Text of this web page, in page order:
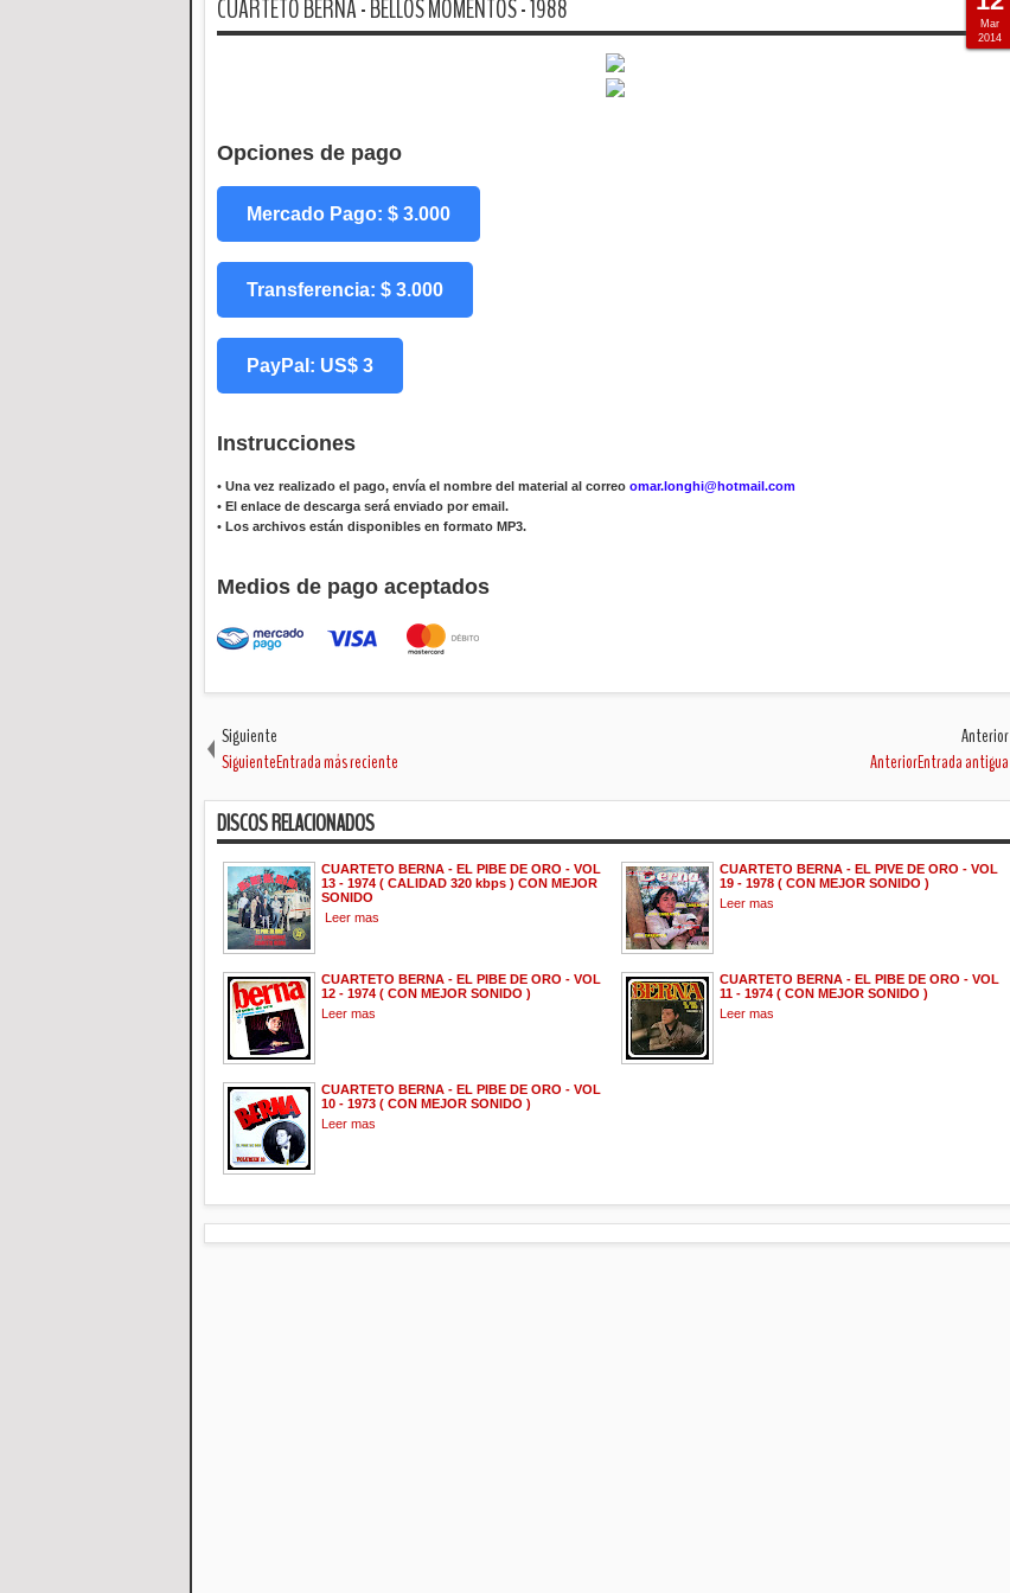
CUARTETO BERNA - BELLOS MOMENTOS - 1988
Opciones de pago
Mercado Pago: $ 3.000
Transferencia: $ 3.000
PayPal: US$ 3
Instrucciones
• Una vez realizado el pago, envía el nombre del material al correo omar.longhi@hotmail.com
• El enlace de descarga será enviado por email.
• Los archivos están disponibles en formato MP3.
Medios de pago aceptados
Mar
2014
Siguiente
SiguienteEntrada más reciente
Anterior
AnteriorEntrada antigua
DISCOS RELACIONADOS
CUARTETO BERNA - EL PIBE DE ORO - VOL
13 - 1974 ( CALIDAD 320 kbps ) CON MEJOR
SONIDO
Leer mas
CUARTETO BERNA - EL PIVE DE ORO - VOL
19 - 1978 ( CON MEJOR SONIDO )
Leer mas
CUARTETO BERNA - EL PIBE DE ORO - VOL
12 - 1974 ( CON MEJOR SONIDO )
Leer mas
CUARTETO BERNA - EL PIBE DE ORO - VOL
11 - 1974 ( CON MEJOR SONIDO )
Leer mas
CUARTETO BERNA - EL PIBE DE ORO - VOL
10 - 1973 ( CON MEJOR SONIDO )
Leer mas